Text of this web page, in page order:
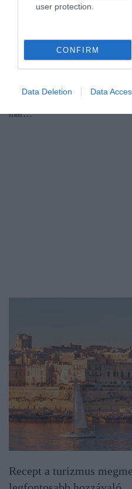
user protection.
CONFIRM
Data Deletion Data
költenénk, csak mehessünk
Enyhültek a járványügyi
száma, ez tölti el bizakodással a
Egy felmérés szerint a lakosság
már…
Recept a turizmus